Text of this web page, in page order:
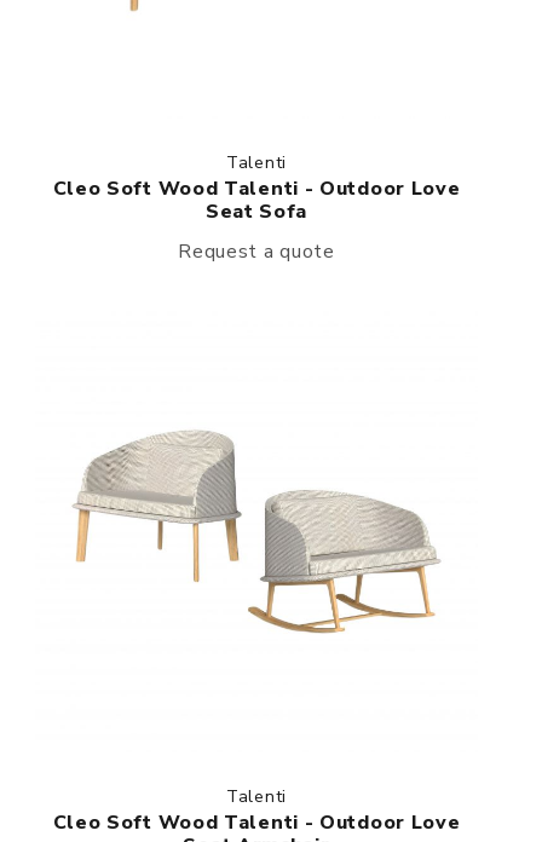
Talenti
Cleo Soft Wood Talenti - Outdoor Love
Seat Sofa
Request a quote
Talenti
Cleo Soft Wood Talenti - Outdoor Love